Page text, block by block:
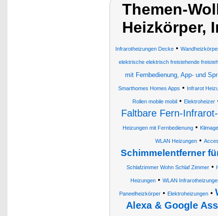
Themen-
Heizkörper,
Infrarotheizungen Decke•
elektrische elektrisch freistehende
mit Fernbedienung, App- und
Smarthomes Homes Apps • Infrarot
Rollen mobile mobil• Elektroheizer
Faltbare Fern-
Heizungen mit Fernbedienung•
WLAN Heizungen•
Schimmelentferner
Schlafzimmer Wohn Schlaf Zimmer •
Heizungen • WLAN
Paneelheizkörper• Elektroheizungen•
Alexa & Google